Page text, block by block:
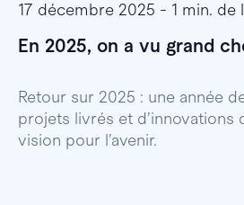
17 décembre 2025 - 1 min. de
En 2025, on a vu grand
Retour sur 2025 : une année
projets livrés et d’innovations
vision pour l’avenir.